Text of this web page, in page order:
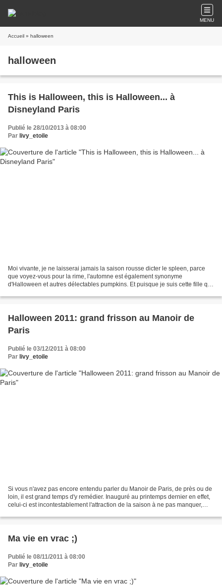
MENU
Accueil » halloween
halloween
This is Halloween, this is Halloween... à
Disneyland Paris
Publié le 28/10/2013 à 08:00
Par livy_etoile
Moi vivante, je ne laisserai jamais la saison rousse dicter le spleen, parce
que voyez-vous pour la rime, l'automne est également synonyme
d'Halloween et autres délectables pumpkins. Et puisque je suis cette fille qui
Halloween 2011: grand frisson au Manoir de
Paris
Publié le 03/12/2011 à 08:00
Par livy_etoile
Si vous n'avez pas encore entendu parler du Manoir de Paris, de près ou de
loin, il est grand temps d'y remédier. Inauguré au printemps dernier en effet,
celui-ci est incontestablement l'attraction de la saison à ne pas manquer,
Ma vie en vrac ;)
Publié le 08/11/2011 à 08:00
Par livy_etoile